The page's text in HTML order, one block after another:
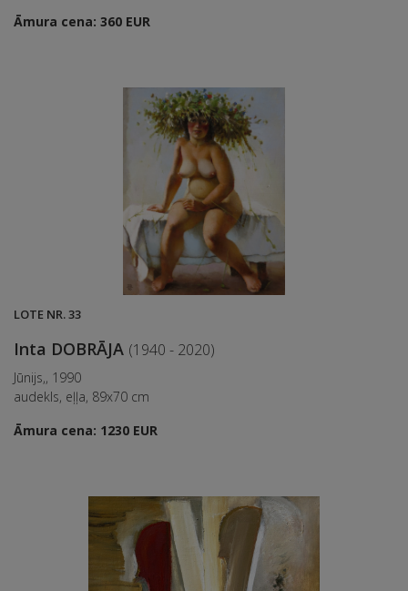
Āmura cena: 360 EUR
LOTE NR. 33
Inta DOBRĀJA (1940 - 2020)
Jūnijs,, 1990
audekls, eļļa, 89x70 cm
Āmura cena: 1230 EUR